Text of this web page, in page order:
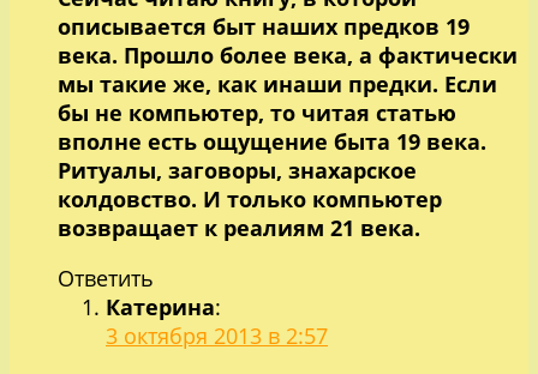
описывается быт наших предков 19
века. Прошло более века, а фактически
мы такие же, как инаши предки. Если
бы не компьютер, то читая статью
вполне есть ощущение быта 19 века.
Ритуалы, заговоры, знахарское
колдовство. И только компьютер
возвращает к реалиям 21 века.
Ответить
Катерина:
3 октября 2013 в 2:57